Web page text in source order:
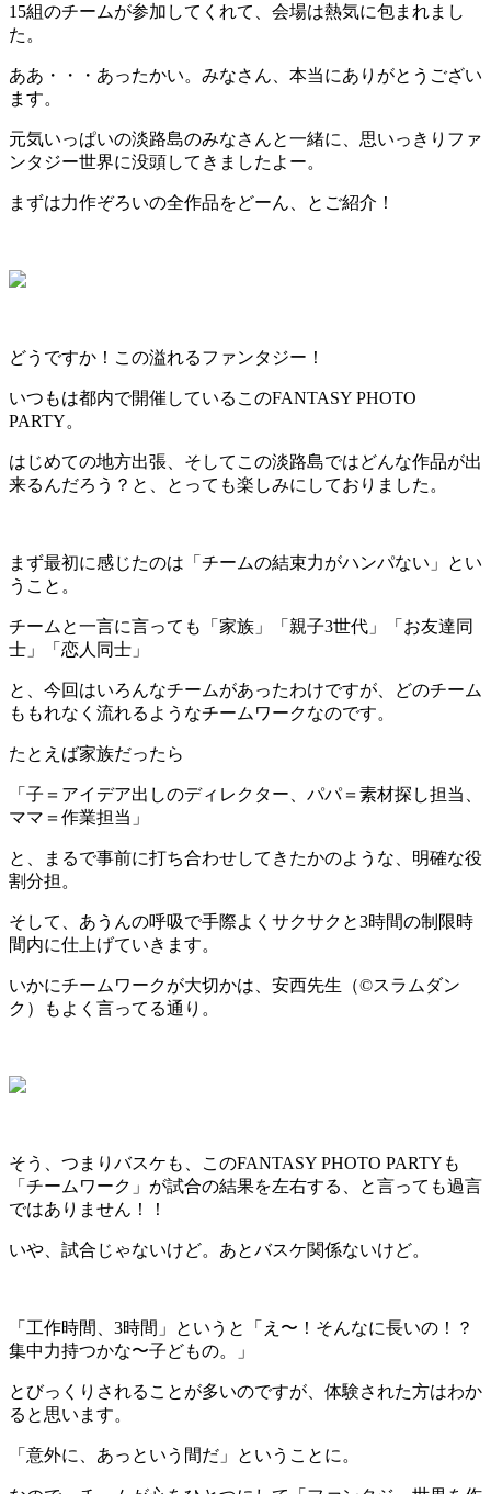
15組のチームが参加してくれて、会場は熱気に包まれまし
た。
ああ・・・あったかい。みなさん、本当にありがとうござい
ます。
元気いっぱいの淡路島のみなさんと一緒に、思いっきりファ
ンタジー世界に没頭してきましたよー。
まずは力作ぞろいの全作品をどーん、とご紹介！
どうですか！この溢れるファンタジー！
いつもは都内で開催しているこのFANTASY PHOTO
PARTY。
はじめての地方出張、そしてこの淡路島ではどんな作品が出
来るんだろう？と、とっても楽しみにしておりました。
まず最初に感じたのは「チームの結束力がハンパない」とい
うこと。
チームと一言に言っても「家族」「親子3世代」「お友達同
士」「恋人同士」
と、今回はいろんなチームがあったわけですが、どのチーム
ももれなく流れるようなチームワークなのです。
たとえば家族だったら
「子＝アイデア出しのディレクター、パパ＝素材探し担当、
ママ＝作業担当」
と、まるで事前に打ち合わせしてきたかのような、明確な役
割分担。
そして、あうんの呼吸で手際よくサクサクと3時間の制限時
間内に仕上げていきます。
いかにチームワークが大切かは、安西先生（©スラムダン
ク）もよく言ってる通り。
そう、つまりバスケも、このFANTASY PHOTO PARTYも
「チームワーク」が試合の結果を左右する、と言っても過言
ではありません！！
いや、試合じゃないけど。あとバスケ関係ないけど。
「工作時間、3時間」というと「え〜！そんなに長いの！？
集中力持つかな〜子どもの。」
とびっくりされることが多いのですが、体験された方はわか
ると思います。
「意外に、あっという間だ」ということに。